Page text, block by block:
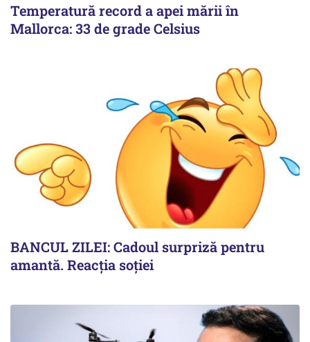
Temperatură record a apei mării în
Mallorca: 33 de grade Celsius
BANCUL ZILEI: Cadoul surpriză pentru
amantă. Reacția soției